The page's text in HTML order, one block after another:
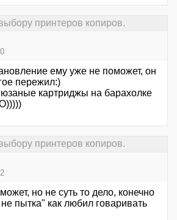
принтеров копиров.
ему уже не поможет, он
пережил:)
юзаные картриджы на барахолке
принтеров копиров.
но не суть то дело, конечно
пытка" как любил говаривать